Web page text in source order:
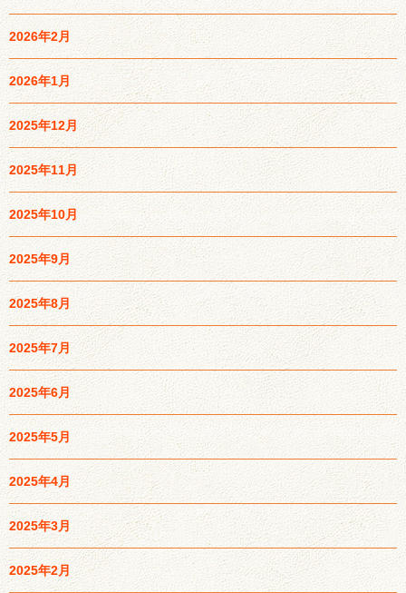
2026年2月
2026年1月
2025年12月
2025年11月
2025年10月
2025年9月
2025年8月
2025年7月
2025年6月
2025年5月
2025年4月
2025年3月
2025年2月